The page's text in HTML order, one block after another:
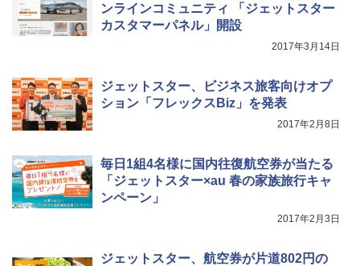
ンラインコミュニティ 「ジェットスター
カスタマーパネル」開設
2017年3月14日
ジェットスター、ビジネス旅客向けオプ
ション「フレックスBiz」を発表
2017年2月8日
毎日1組4名様に国内往復航空券が当たる
「ジェットスター×au 春の家族旅行キャ
ンペーン」
2017年2月3日
ジェットスター、航空券が片道802円の